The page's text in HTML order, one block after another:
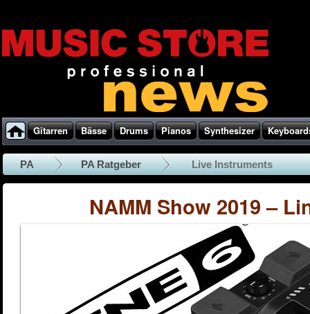
Gitarren Bässe Drums Pianos Synthesizer
PA PA Ratgeber Live Instruments
NAMM Show 2019 –